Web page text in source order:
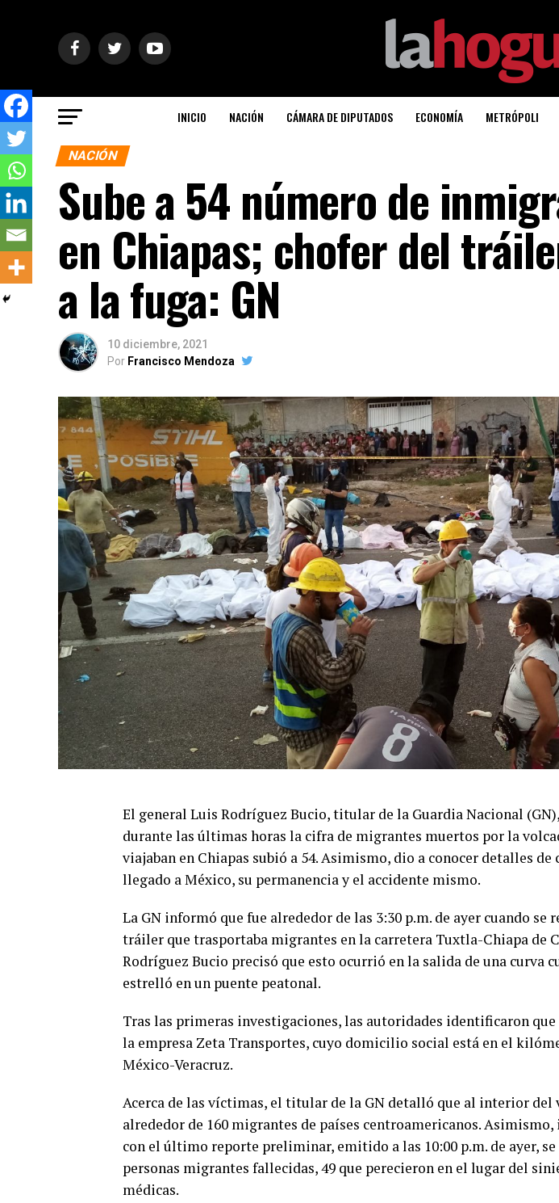
INICIO NACIÓN CÁMARA DE DIPUTADOS ECONOMÍA METRÓPOLI
NACIÓN
Sube a 54 número de
en Chiapas; chofer del
a la fuga: GN
10 diciembre, 2021
Por Francisco Mendoza
El general Luis Rodríguez Bucio, titular de la Guardia Nacional
durante las últimas horas la cifra de migrantes muertos por la
viajaban en Chiapas subió a 54. Asimismo, dio a conocer detalles de
llegado a México, su permanencia y el accidente mismo.
La GN informó que fue alrededor de las 3:30 p.m. de ayer cuando se
tráiler que trasportaba migrantes en la carretera Tuxtla-Chiapa de
Rodríguez Bucio precisó que esto ocurrió en la salida de una curva
estrelló en un puente peatonal.
Tras las primeras investigaciones, las autoridades identificaron que
la empresa Zeta Transportes, cuyo domicilio social está en el
México-Veracruz.
Acerca de las víctimas, el titular de la GN detalló que al interior del
alrededor de 160 migrantes de países centroamericanos.
con el último reporte preliminar, emitido a las 10:00 p.m. de ayer,
personas migrantes fallecidas, 49 que perecieron en el lugar del
médicas.